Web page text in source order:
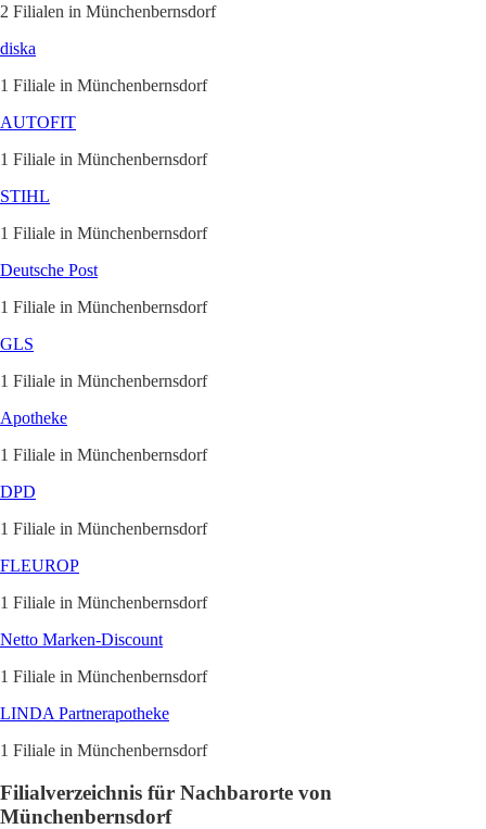
2 Filialen in Münchenbernsdorf
diska
1 Filiale in Münchenbernsdorf
AUTOFIT
1 Filiale in Münchenbernsdorf
STIHL
1 Filiale in Münchenbernsdorf
Deutsche Post
1 Filiale in Münchenbernsdorf
GLS
1 Filiale in Münchenbernsdorf
Apotheke
1 Filiale in Münchenbernsdorf
DPD
1 Filiale in Münchenbernsdorf
FLEUROP
1 Filiale in Münchenbernsdorf
Netto Marken-Discount
1 Filiale in Münchenbernsdorf
LINDA Partnerapotheke
1 Filiale in Münchenbernsdorf
Filialverzeichnis für Nachbarorte von
Münchenbernsdorf